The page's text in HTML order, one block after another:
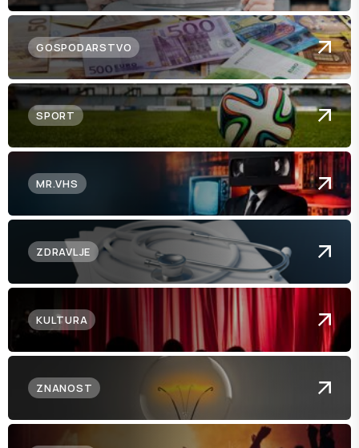
GOSPODARSTVO
SPORT
MR.VHS
ZDRAVLJE
KULTURA
ZNANOST